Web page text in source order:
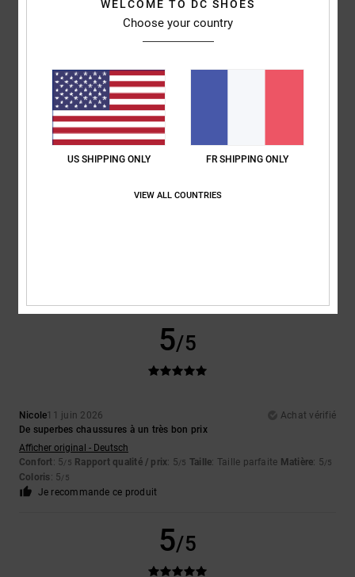
Elles sont tellement confortables que je les porte tous les jours depuis
Je recommande ce produit
5
5/5
Nicole11 juin 2026
Achat vérifié
De superbes chaussures à un très bon prix
Afficher original - Deutsch
Confort: 5/5 Rapport qualité / prix: 5/5 Taille: Taille parfaite Matière: 5/5
Coloris: 5/5
Je recommande ce produit
5/5
WELCOME TO DC SHOES
Choose your country
US SHIPPING ONLY FR SHIPPING ONLY
VIEW ALL COUNTRIES